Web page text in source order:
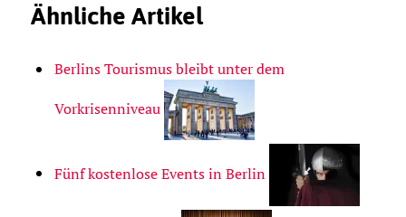
Ähnliche Artikel
Berlins Tourismus bleibt unter dem
Vorkrisenniveau
Fünf kostenlose Events in Berlin